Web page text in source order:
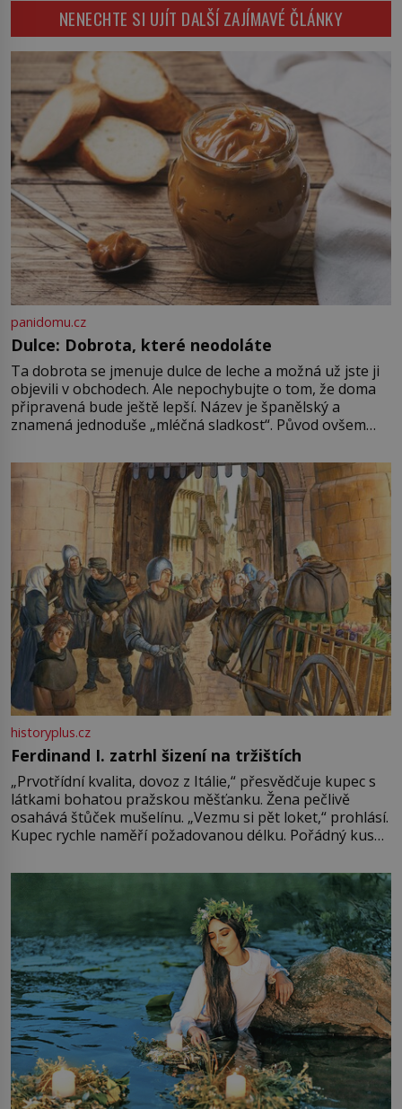
čelilo město v minulosti potenciální
ohnivé katastrofě a proč jsou zde
stále tolik obávány měsíce
smaženého lilku? První hasičský
sbor se v Istanbulu objevuje v roce
1714 a […]
NENECHTE SI UJÍT DALŠÍ ZAJÍMAVÉ ČLÁNKY
panidomu.cz
Dulce: Dobrota, které neodoláte
Ta dobrota se jmenuje dulce de leche a možná už jste ji
objevili v obchodech. Ale nepochybujte o tom, že doma
připravená bude ještě lepší. Název je španělský a
znamená jednoduše „mléčná sladkost“. Původ ovšem
pře hned několik latinskoamerických zemí a k tomu
Francie, kde se traduje,
historyplus.cz
Ferdinand I. zatrhl šizení na tržištích
„Prvotřídní kvalita, dovoz z Itálie,“ přesvědčuje kupec s
látkami bohatou pražskou měšťanku. Žena pečlivě
osahává štůček mušelínu. „Vezmu si pět loket,“ prohlásí.
Kupec rychle naměří požadovanou délku. Pořádný kus
milostpaní. Stačí jenom na sukni,“ zhodnotí švadlena
množství růžového mušelínu. „Ošidili vás, podívejte.“